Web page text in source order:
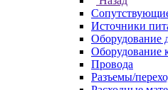
Источники
Оборудование
Оборудование
Провода
Разъемы/